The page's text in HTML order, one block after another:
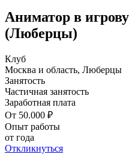
Аниматор в
(Люберцы)
Клуб
Москва и область, Люберцы
Занятость
Частичная занятость
Заработная плата
От 50.000 ₽
Опыт работы
от года
Откликнуться